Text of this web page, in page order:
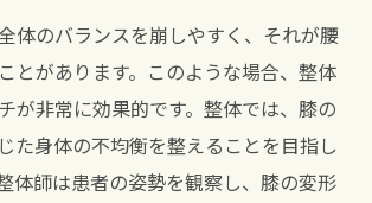
体のバランスを崩しやすく、それが腰
とがあります。このような場合、整体
が非常に効果的です。整体では、膝の
た身体の不均衡を整えることを目指し
体師は患者の姿勢を観察し、膝の変形